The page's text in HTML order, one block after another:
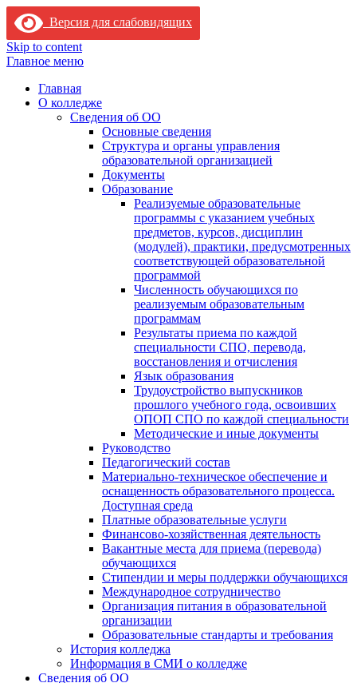
Версия для слабовидящих
Skip to content
Главное меню
Главная
О колледже
Сведения об ОО
Основные сведения
Структура и органы управления
образовательной организацией
Документы
Образование
Реализуемые образовательные
программы с указанием учебных
предметов, курсов, дисциплин
(модулей), практики, предусмотренных
соответствующей образовательной
программой
Численность обучающихся по
реализуемым образовательным
программам
Результаты приема по каждой
специальности СПО, перевода,
восстановления и отчисления
Язык образования
Трудоустройство выпускников
прошлого учебного года, освоивших
ОПОП СПО по каждой специальности
Методические и иные документы
Руководство
Педагогический состав
Материально-техническое обеспечение и
оснащенность образовательного процесса.
Доступная среда
Платные образовательные услуги
Финансово-хозяйственная деятельность
Вакантные места для приема (перевода)
обучающихся
Стипендии и меры поддержки обучающихся
Международное сотрудничество
Организация питания в образовательной
организации
Образовательные стандарты и требования
История колледжа
Информация в СМИ о колледже
Сведения об ОО